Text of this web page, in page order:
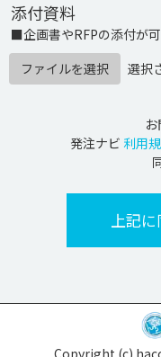
添付資料
■企画書やRFPの添付が
ファイルを選択
選択
発注ナビ 利用